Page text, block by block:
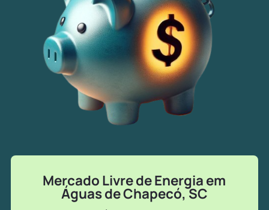
Mercado Livre de Energia em
Águas de Chapecó, SC